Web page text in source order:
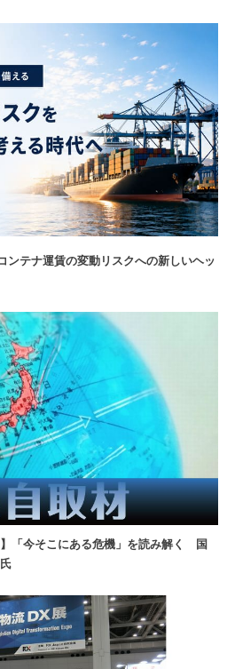
ンテナ運賃の変動リスクへの新しいヘッ
】「今そこにある危機」を読み解く 国